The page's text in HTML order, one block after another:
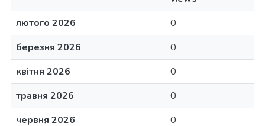
лютого 2026
0
березня 2026
0
квітня 2026
0
травня 2026
0
червня 2026
0